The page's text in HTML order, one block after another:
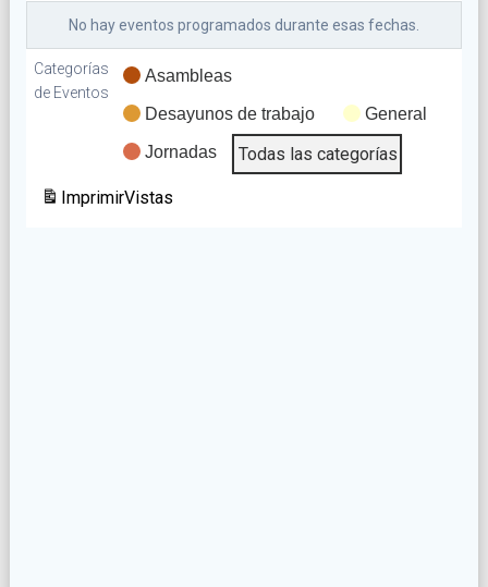
No hay eventos programados durante esas fechas.
Categorías
de Eventos
Asambleas
Desayunos de trabajo General
Jornadas Todas las categorías
ImprimirVistas